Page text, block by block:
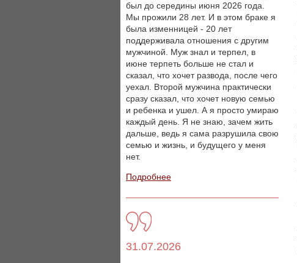
был до середины июня 2026 года.
Мы прожили 28 лет. И в этом браке я
была изменницей - 20 лет
поддерживала отношения с другим
мужчиной. Муж знал и терпел, в
июне терпеть больше не стал и
сказал, что хочет развода, после чего
уехал. Второй мужчина практически
сразу сказал, что хочет новую семью
и ребенка и ушел. А я просто умираю
каждый день. Я не знаю, зачем жить
дальше, ведь я сама разрушила свою
семью и жизнь, и будущего у меня
нет.
Подробнее
31.07.2026